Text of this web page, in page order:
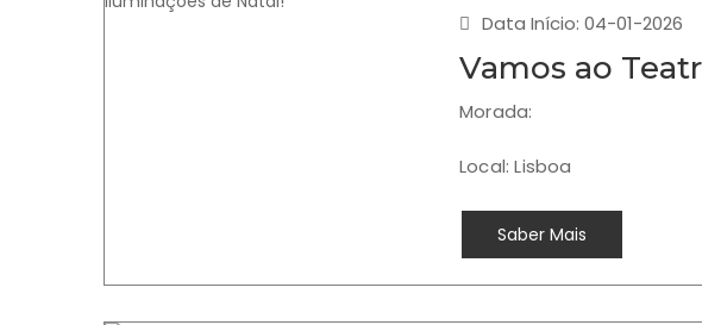
Data Início: 04-01-2026
Vamos ao
Morada:
Local: Lisboa
Saber Mais